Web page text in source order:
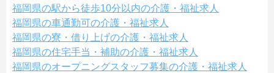
福岡県の駅から徒歩10分以内の介護・福祉求人
福岡県の車通勤可の介護・福祉求人
福岡県の寮・借り上げの介護・福祉求人
福岡県の住宅手当・補助の介護・福祉求人
福岡県のオープニングスタッフ募集の介護・福祉求人